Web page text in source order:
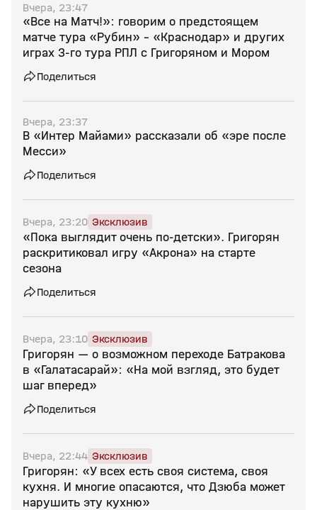
Вчера, 23:47
«Все на Матч!»: говорим о предстоящем
матче тура «Рубин» - «Краснодар» и других
играх 3-го тура РПЛ с Григоряном и Мором
Поделиться
Вчера, 23:37
В «Интер Майами» рассказали об «эре после
Месси»
Поделиться
Вчера, 23:20 Эксклюзив
«Пока выглядит очень по‑детски». Григорян
раскритиковал игру «Акрона» на старте
сезона
Поделиться
Вчера, 23:10 Эксклюзив
Григорян — о возможном переходе Батракова
в «Галатасарай»: «На мой взгляд, это будет
шаг вперед»
Поделиться
Вчера, 22:44 Эксклюзив
Григорян: «У всех есть своя система, своя
кухня. И многие опасаются, что Дзюба может
нарушить эту кухню»